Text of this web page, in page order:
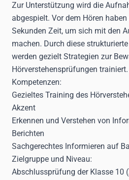
Zur Unterstützung wird die
abgespielt. Vor dem Hören
Sekunden Zeit, um sich mit den
machen. Durch diese
werden gezielt Strategien zur
Hörverstehensprüfungen trainiert.
Kompetenzen:
Gezieltes Training des
Akzent
Erkennen und Verstehen von
Berichten
Sachgerechtes Informieren auf
Zielgruppe und Niveau:
Abschlussprüfung der Klasse 10